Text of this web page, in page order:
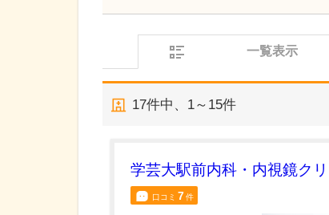
一覧表示
17件中、 1～15件
学芸大駅前内科・内視鏡ク
口コミ 7件